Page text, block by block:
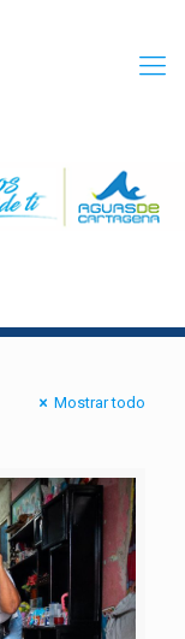
Mostrar todo